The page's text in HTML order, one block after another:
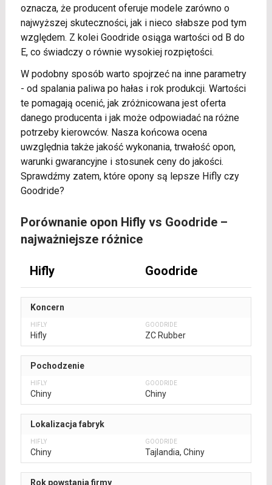
oznacza, że producent oferuje modele zarówno o
najwyższej skuteczności, jak i nieco słabsze pod tym
względem. Z kolei Goodride osiąga wartości od B do
E, co świadczy o równie wysokiej rozpiętości.
W podobny sposób warto spojrzeć na inne parametry
- od spalania paliwa po hałas i rok produkcji. Wartości
te pomagają ocenić, jak zróżnicowana jest oferta
danego producenta i jak może odpowiadać na różne
potrzeby kierowców. Nasza końcowa ocena
uwzględnia także jakość wykonania, trwałość opon,
warunki gwarancyjne i stosunek ceny do jakości.
Sprawdźmy zatem, które opony są lepsze Hifly czy
Goodride?
Porównanie opon Hifly vs Goodride –
najważniejsze różnice
Hifly Goodride
Koncern
Hifly ZC Rubber
Pochodzenie
Chiny Chiny
Lokalizacja fabryk
Chiny Tajlandia, Chiny
Rok powstania firmy